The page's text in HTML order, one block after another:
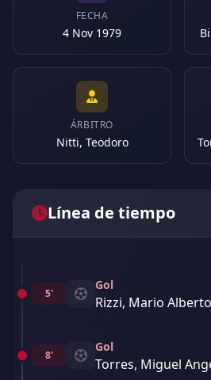
FECHA
4 Nov 1979
ÁRBITRO
Nitti, Teodoro
Línea de tiempo
5'
Gol
Rizzi, Mario Alberto
8'
Gol
Torres, Miguel